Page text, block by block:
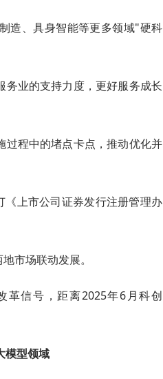
造、具身智能等更多领域"硬科
业的支持力度，更好服务成长
过程中的堵点卡点，推动优化并
《上市公司证券发行注册管理办
市场联动发展。
革信号，距离2025年6月科创
模型领域